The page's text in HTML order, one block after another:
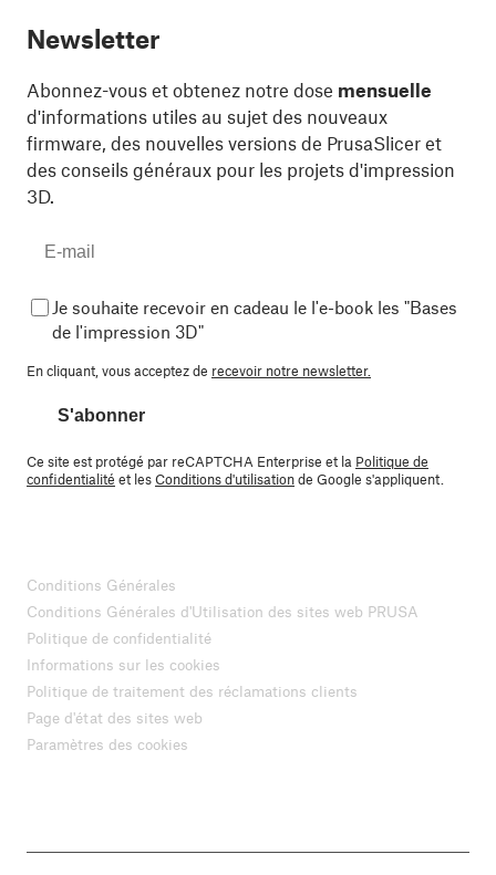
Newsletter
Abonnez-vous et obtenez notre dose mensuelle
d'informations utiles au sujet des nouveaux
firmware, des nouvelles versions de PrusaSlicer et
des conseils généraux pour les projets d'impression
3D.
Je souhaite recevoir en cadeau le l'e-book les "Bases
de l'impression 3D"
En cliquant, vous acceptez de recevoir notre newsletter.
S'abonner
Ce site est protégé par reCAPTCHA Enterprise et la Politique de
confidentialité et lesConditions d'utilisationde Google s'appliquent.
Conditions Générales
Conditions Générales d'Utilisation des sites web PRUSA
Politique de confidentialité
Informations sur les cookies
Politique de traitement des réclamations clients
Page d'état des sites web
Paramètres des cookies